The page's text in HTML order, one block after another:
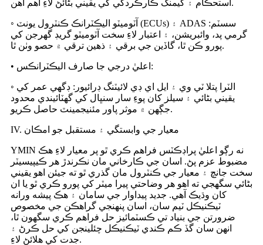
استحڪام ۽ گيمنگ ڪارڪردگي کي يقيني بڻائڻ لاءِ اهم آهن.
◦ آٽوميٽو اليڪٽرانڪ ڪنٽرول يونٽ (ECUs) ۽ ADAS سسٽم:
گرمي پد، وائبريشن، ۽ اعتبار لاءِ سخت آٽوميٽو گريڊ گهرجن کي
پورو ڪن ٿا، گاڏين جي برقي ۽ ذهين ترقي ۾ حصو وٺن ٿا.
• اعليٰ درجي جا صارف اليڪٽرانڪس:
◦ الٽرا پتلا ٽي وي ۽ ايل اي ڊي لائيٽنگ ڊرائيور: ڊگهي عمر کي
يقيني بڻائي ۽ سيلز کان پوءِ سار سنڀال کي گهٽائيندي محدود
جڳهن ۾ موثر پاور مئنيجمينٽ حاصل ڪريو.
IV. معيار جي وابستگي ۽ مستقبل جو امڪان
YMIN نه رڳو اعليٰ پراڊڪٽس فراهم ڪري ٿو پر معيار لاءِ هڪ
مضبوط عزم پڻ. اسان جي ڪارخاني مان نڪرندڙ هر ڪيپيسيٽر
سخت جانچ ۽ معيار جي ڪنٽرول مان گذري ٿو ته جيئن اهو يقيني
بڻائي سگهجي ته اهو هر وضاحتي پيرا ميٽر کي پورو ڪري ٿو يا ان
کان وڌيڪ آهي. جديد پيداوار جي سامان ۽ هڪ پيشه ورانه
ٽيڪنيڪل ٽيم سان، اسان پنهنجي گراهڪن جي مخصوص
ضرورتن جي بنياد تي ڪسٽمائيز حل فراهم ڪري سگهون ٿا،
انهن سان گڏ ڪم ڪندي ٽيڪنيڪل چئلينجن کي حل ڪرڻ ۽
جدت کي هلائڻ لاءِ.